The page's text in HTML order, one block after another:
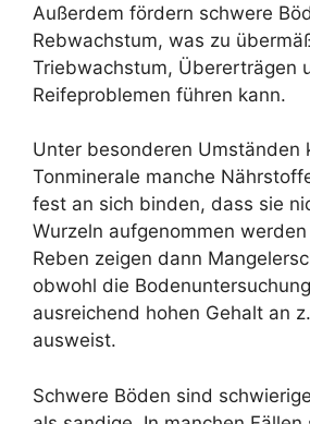
Außerdem fördern schwere
Rebwachstum, was zu
Triebwachstum, Übererträgen
Reifeproblemen führen kann.
Unter besonderen Umständen
Tonminerale manche
fest an sich binden, dass sie
Wurzeln aufgenommen
Reben zeigen dann
obwohl die
ausreichend hohen Gehalt an
ausweist.
Schwere Böden sind